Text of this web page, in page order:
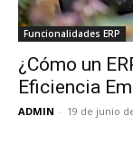
Funcionalidades ERP
¿Cómo un
Eficiencia
ADMIN - 19 de junio